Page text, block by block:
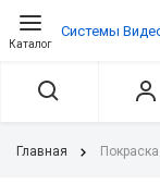
Каталог
Системы
Главная